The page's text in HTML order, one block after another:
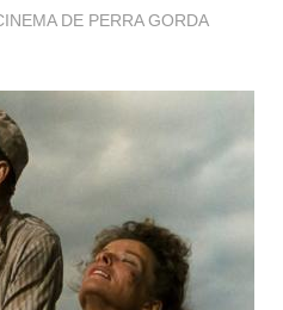
DE PERRA GORDA